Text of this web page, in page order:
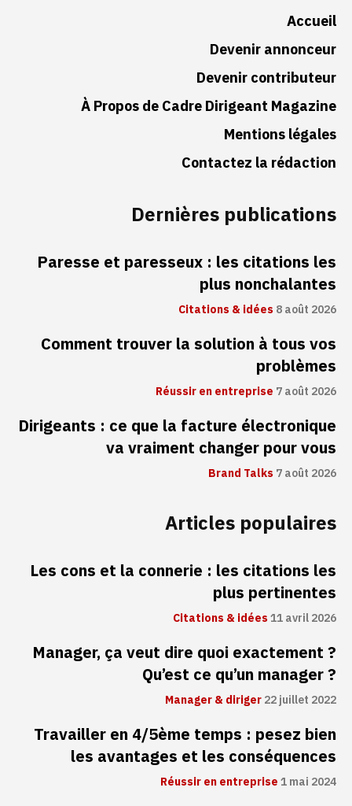
Accueil
Devenir annonceur
Devenir contributeur
À Propos de Cadre Dirigeant Magazine
Mentions légales
Contactez la rédaction
Dernières publications
Paresse et paresseux : les citations les
plus nonchalantes
Citations & idées8 août 2026
Comment trouver la solution à tous vos
problèmes
Réussir en entreprise 7 août 2026
Dirigeants : ce que la facture électronique
va vraiment changer pour vous
Brand Talks7 août 2026
Articles populaires
Les cons et la connerie : les citations les
plus pertinentes
Citations & idées11 avril 2026
Manager, ça veut dire quoi exactement ?
Qu’est ce qu’un manager ?
Manager & diriger22 juillet 2022
Travailler en 4/5ème temps : pesez bien
les avantages et les conséquences
Réussir en entreprise1 mai 2024